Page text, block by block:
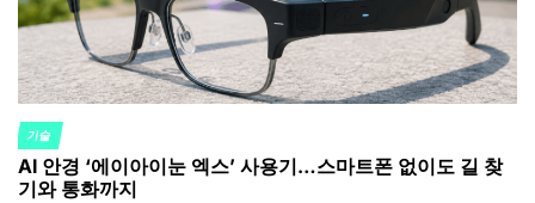
POSTED
IN
기술
AI 안경 ‘에이아이눈 엑스’ 사용기…스마트폰 없이도 길 찾
기와 통화까지